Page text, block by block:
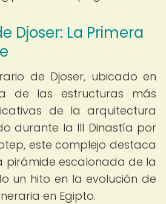
Djoser: La Primera
de Djoser, ubicado en
de las estructuras más
de la arquitectura
durante la III Dinastía por
este complejo destaca
pirámide escalonada de la
un hito en la evolución de
en Egipto.